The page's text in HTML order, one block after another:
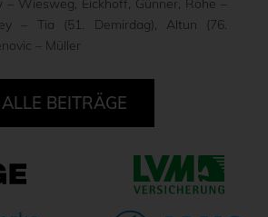
Wiesweg, Eickhoff, Günner, Röhe –
– Tia (51. Demirdag), Altun (76.
– Müller
ALLE BEITRÄGE